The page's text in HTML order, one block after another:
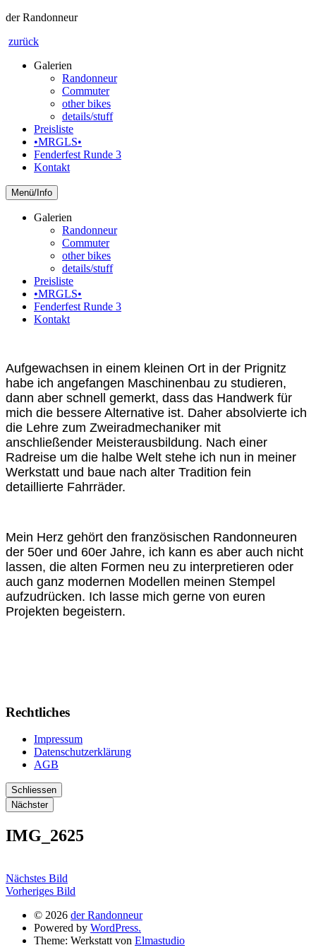
der Randonneur
zurück
Galerien
Randonneur
Commuter
other bikes
details/stuff
Preisliste
•MRGLS•
Fenderfest Runde 3
Kontakt
Info
Galerien
Randonneur
Commuter
other bikes
details/stuff
Preisliste
•MRGLS•
Fenderfest Runde 3
Kontakt
Aufgewachsen in einem kleinen Ort in der Prignitz
habe ich angefangen Maschinenbau zu studieren,
dann aber schnell gemerkt, dass das Handwerk für
mich die bessere Alternative ist. Daher absolvierte ich
die Lehre zum Zweiradmechaniker mit
anschließender Meisterausbildung. Nach einer
Radreise um die halbe Welt stehe ich nun in meiner
Werkstatt und baue nach alter Tradition fein
detaillierte Fahrräder.
Mein Herz gehört den französischen Randonneuren
der 50er und 60er Jahre, ich kann es aber auch nicht
lassen, die alten Formen neu zu interpretieren oder
auch ganz modernen Modellen meinen Stempel
aufzudrücken. Ich lasse mich gerne von euren
Projekten begeistern.
Rechtliches
Impressum
Datenschutzerklärung
AGB
Schliessen
Nächster
IMG_2625
Nächstes Bild
Vorheriges Bild
© 2026 der Randonneur
Powered by WordPress.
Theme: Werkstatt von Elmastudio